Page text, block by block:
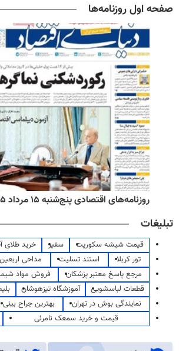
صفحه اول روزنامه‌ها
روزنامه‌های اقتصادی پنج‌شنبه ۱۵ مرداد ۱۴۰۵
تبلیغات
قیمت شیشه سکوریت سفیر خرید
تور کربلا
استند تسلیت مداحی
مرجع پاسخ معتبر پزشکان
فروش مواد
قطعات لباسشویی
آموزشگاه تیزهوشان
نمایندگی بوش در تهران
بهترین جراح بینی
قیمت و خرید سمعک نامرئی